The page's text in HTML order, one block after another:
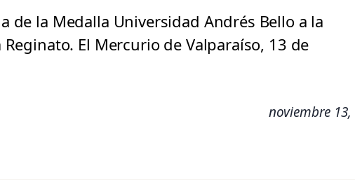
de la Medalla Universidad Andrés Bello a la
El Mercurio de Valparaíso, 13 de
noviembre 13,